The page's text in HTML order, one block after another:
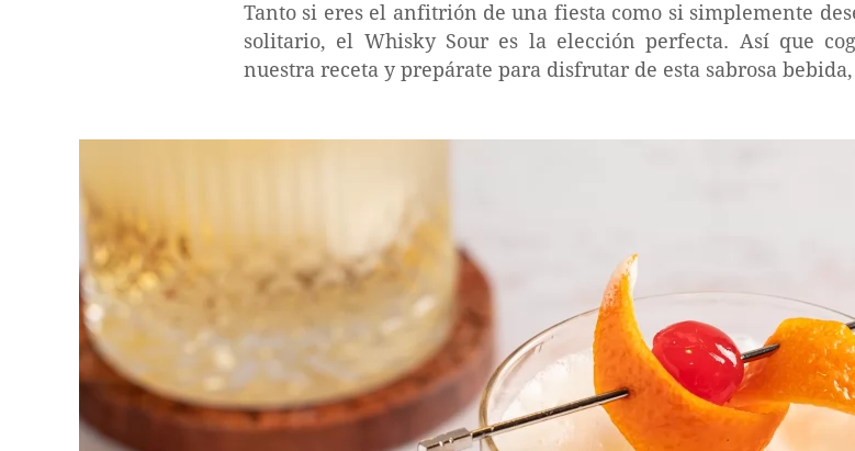
Tanto si eres el anfitrión de una fiesta como si simplemente
solitario, el Whisky Sour es la elección perfecta. Así que
nuestra receta y prepárate para disfrutar de esta sabrosa